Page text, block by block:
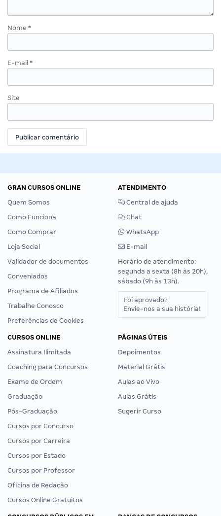
Nome *
E-mail *
Site
GRAN CURSOS ONLINE
Quem Somos
Como Funciona
Como Comprar
Loja Social
Validador de documentos
Conveniados
Programa de Afiliados
Trabalhe Conosco
Preferências de Cookies
ATENDIMENTO
Central de ajuda
Chat
WhatsApp
E-mail
Horário de atendimento:
segunda a sexta (8h às 20h),
sábado (9h às 13h).
Foi aprovado?
Envie-nos a sua história!
CURSOS ONLINE
Assinatura Ilimitada
Coaching para Concursos
Exame de Ordem
Graduação
Pós-Graduação
Cursos por Concurso
Cursos por Carreira
Cursos por Estado
Cursos por Professor
Oficina de Redação
Cursos Online Gratuitos
PÁGINAS ÚTEIS
Depoimentos
Material Grátis
Aulas ao Vivo
Aulas Grátis
Sugerir Curso